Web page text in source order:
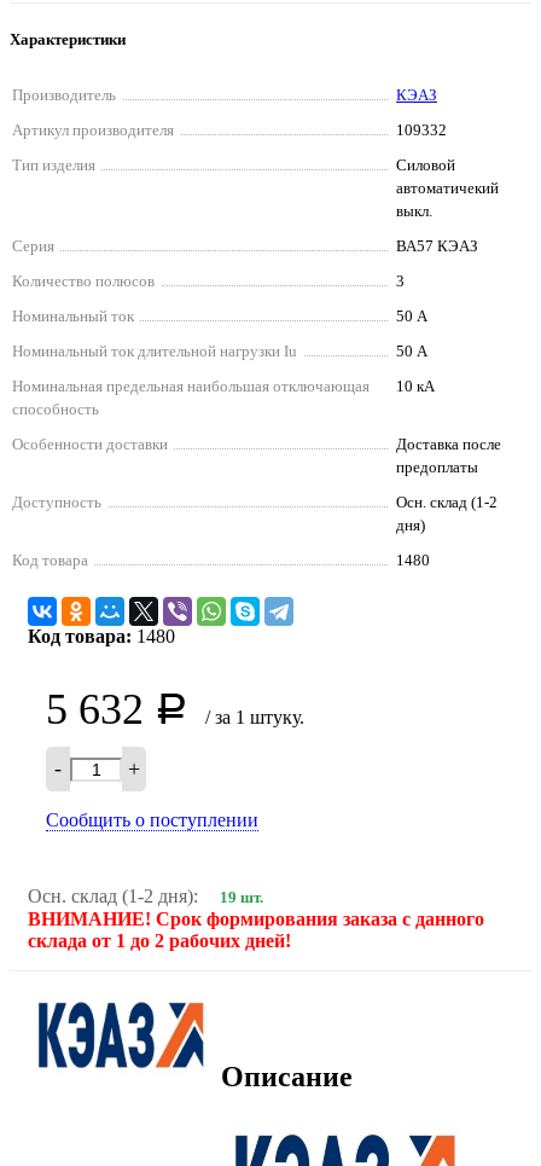
Характеристики
Производитель
КЭАЗ
Артикул производителя
109332
Тип изделия
Силовой
автоматичекий
выкл.
Серия
ВА57 КЭАЗ
Количество полюсов
3
Номинальный ток
50 А
Номинальный ток длительной нагрузки Iu
50 А
Номинальная предельная наибольшая отключающая
способность
10 кА
Особенности доставки
Доставка после
предоплаты
Доступность
Осн. склад (1-2
дня)
Код товара
1480
Код товара: 1480
5 632 Р / за 1 штуку.
- +
Сообщить о поступлении
Осн. склад (1-2 дня): 19 шт.
ВНИМАНИЕ! Срок формирования заказа с данного
склада от 1 до 2 рабочих дней!
Описание